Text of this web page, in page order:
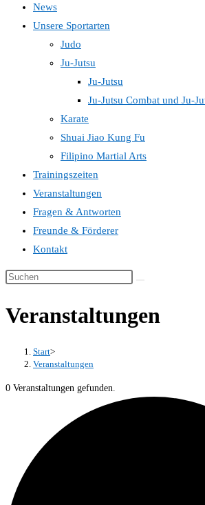
News
Unsere Sportarten
Judo
Ju-Jutsu
Ju-Jutsu
Ju-Jutsu Combat und Ju-
Karate
Shuai Jiao Kung Fu
Filipino Martial Arts
Trainingszeiten
Veranstaltungen
Fragen & Antworten
Freunde & Förderer
Kontakt
Veranstaltungen
Start>
Veranstaltungen
0 Veranstaltungen gefunden.